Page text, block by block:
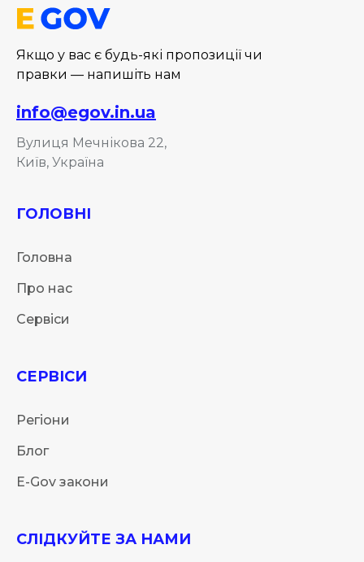
Якщо у вас є будь-які пропозиції чи
правки — напишіть нам
info@egov.in.ua
Вулиця Мечнікова 22,
Київ, Україна
ГОЛОВНІ
Головна
Про нас
Сервіси
СЕРВІСИ
Регіони
Блог
E-Gov закони
СЛІДКУЙТЕ ЗА НАМИ